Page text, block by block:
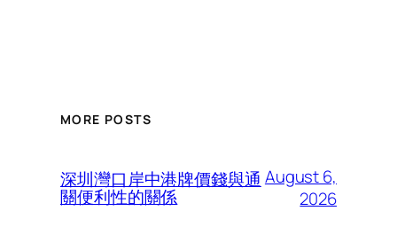
MORE POSTS
深圳灣口岸中港牌價錢與通
關便利性的關係
August 6,
2026